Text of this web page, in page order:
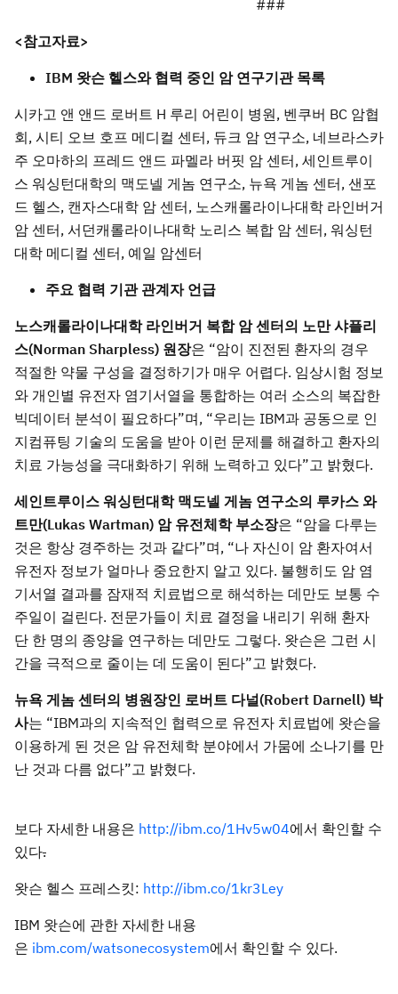
###
<참고자료>
IBM 왓슨 헬스와 협력 중인 암 연구기관 목록
시카고 앤 앤드 로버트 H 루리 어린이 병원, 벤쿠버 BC 암협
회, 시티 오브 호프 메디컬 센터, 듀크 암 연구소, 네브라스카
주 오마하의 프레드 앤드 파멜라 버핏 암 센터, 세인트루이
스 워싱턴대학의 맥도넬 게놈 연구소, 뉴욕 게놈 센터, 샌포
드 헬스, 캔자스대학 암 센터, 노스캐롤라이나대학 라인버거
암 센터, 서던캐롤라이나대학 노리스 복합 암 센터, 워싱턴
대학 메디컬 센터, 예일 암센터
주요 협력 기관 관계자 언급
노스캐롤라이나대학 라인버거 복합 암 센터의 노만 샤플리
스(Norman Sharpless) 원장은 “암이 진전된 환자의 경우
적절한 약물 구성을 결정하기가 매우 어렵다. 임상시험 정보
와 개인별 유전자 염기서열을 통합하는 여러 소스의 복잡한
빅데이터 분석이 필요하다”며, “우리는 IBM과 공동으로 인
지컴퓨팅 기술의 도움을 받아 이런 문제를 해결하고 환자의
치료 가능성을 극대화하기 위해 노력하고 있다”고 밝혔다.
세인트루이스 워싱턴대학 맥도넬 게놈 연구소의 루카스 와
트만(Lukas Wartman) 암 유전체학 부소장은 “암을 다루는
것은 항상 경주하는 것과 같다”며, “나 자신이 암 환자여서
유전자 정보가 얼마나 중요한지 알고 있다. 불행히도 암 염
기서열 결과를 잠재적 치료법으로 해석하는 데만도 보통 수
주일이 걸린다. 전문가들이 치료 결정을 내리기 위해 환자
단 한 명의 종양을 연구하는 데만도 그렇다. 왓슨은 그런 시
간을 극적으로 줄이는 데 도움이 된다”고 밝혔다.
뉴욕 게놈 센터의 병원장인 로버트 다널(Robert Darnell) 박
사는 “IBM과의 지속적인 협력으로 유전자 치료법에 왓슨을
이용하게 된 것은 암 유전체학 분야에서 가뭄에 소나기를 만
난 것과 다름 없다”고 밝혔다.
보다 자세한 내용은 http://ibm.co/1Hv5w04에서 확인할 수
있다.
왓슨 헬스 프레스킷: http://ibm.co/1kr3Ley
IBM 왓슨에 관한 자세한 내용
은 ibm.com/watsonecosystem에서 확인할 수 있다.